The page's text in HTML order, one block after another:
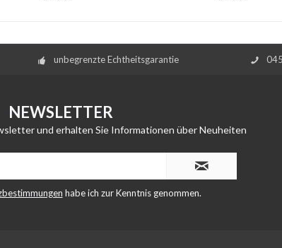
unbegrenzte Echtheitsgarantie
NEWSLETTER
und erhalten Sie Informationen über Neuheiten
habe ich zur Kenntnis genommen.